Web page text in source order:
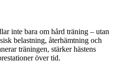
inte bara om hård träning – utan
belastning, återhämtning och
träningen, stärker hästens
över tid.